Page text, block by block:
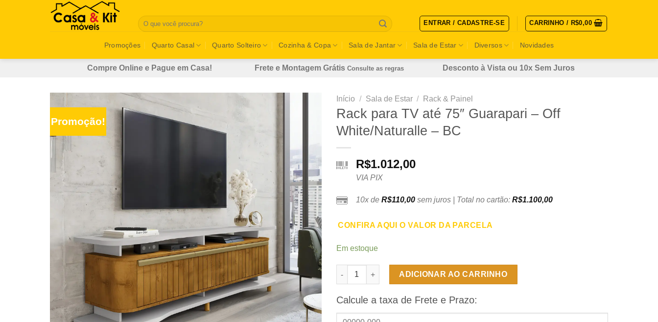
Pesquisar
por:
ENTRAR / CADASTRE-SE CARRINHO / R$0,00
Promoções Quarto Casal Quarto Solteiro Cozinha & Copa Sala de Jantar Sala de Estar Diversos Novidades
Compre Online e Pague em Casa! Frete e Montagem Grátis Consulte as regras Desconto à Vista ou 10x Sem Juros
Promoção!
Início / Sala de Estar / Rack & Painel
Rack para TV até 75″ Guarapari – Off
White/Naturalle – BC
R$1.012,00
VIA PIX
10x de R$110,00 sem juros | Total no cartão: R$1.100,00
CONFIRA AQUI O VALOR DA PARCELA
Em estoque
Rack para TV até 75" Guarapari - Off White/Naturalle - BC quantidade
ADICIONAR AO CARRINHO
Calcule a taxa de Frete e Prazo: